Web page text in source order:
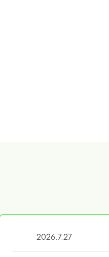
2026.7.27